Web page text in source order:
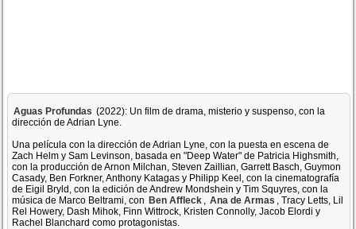
Aguas Profundas (2022): Un film de drama, misterio y suspenso, con la
dirección de Adrian Lyne.
Una película con la dirección de Adrian Lyne, con la puesta en escena de
Zach Helm y Sam Levinson, basada en "Deep Water" de Patricia Highsmith,
con la producción de Arnon Milchan, Steven Zaillian, Garrett Basch, Guymon
Casady, Ben Forkner, Anthony Katagas y Philipp Keel, con la cinematografía
de Eigil Bryld, con la edición de Andrew Mondshein y Tim Squyres, con la
música de Marco Beltrami, con Ben Affleck , Ana de Armas , Tracy Letts, Lil
Rel Howery, Dash Mihok, Finn Wittrock, Kristen Connolly, Jacob Elordi y
Rachel Blanchard como protagonistas.